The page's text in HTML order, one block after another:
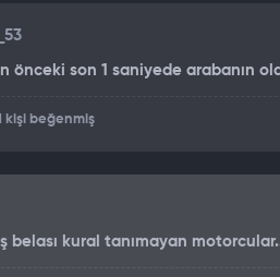
önceki son 1 saniyede arabanın
kişi beğenmiş
belası kural tanımayan